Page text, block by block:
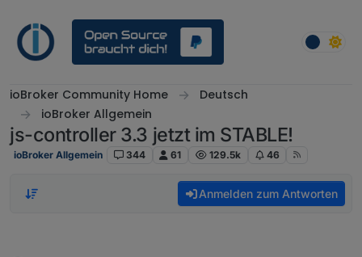
ioBroker Community Home
Deutsch
ioBroker Allgemein
js-controller 3.3 jetzt im STABLE!
ioBroker Allgemein 344 61 129.5k 46
Anmelden zum Antworten